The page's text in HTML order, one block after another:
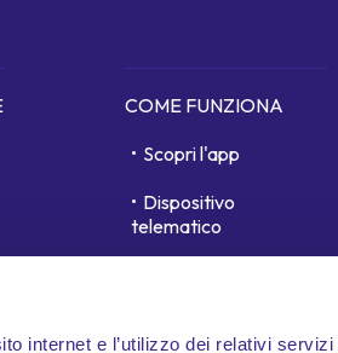
internet e l’utilizzo dei relativi
COME FUNZIONA
Scopri l'app
Dispositivo
telematico